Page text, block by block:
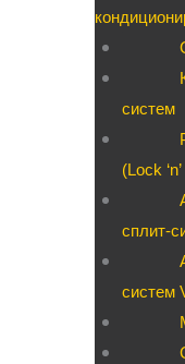
систем
(Lock
сплит-
систем